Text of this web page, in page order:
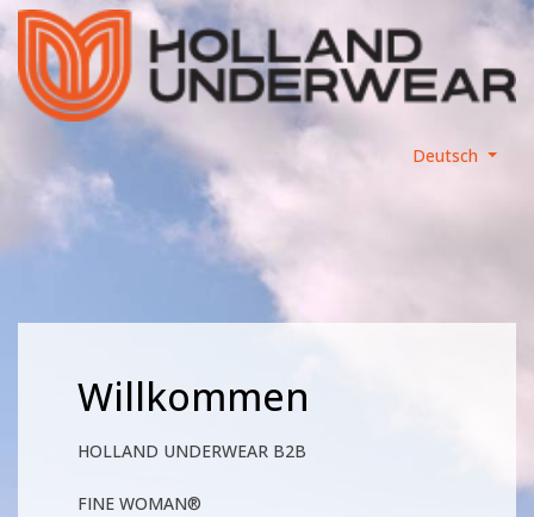
Deutsch
Willkommen
HOLLAND UNDERWEAR B2B
FINE WOMAN®